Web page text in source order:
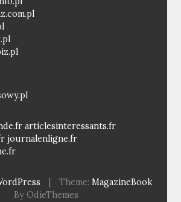
articlesinteressants.fr
journalenligne.fr
Theme: MagazineBook
By OdieThemes